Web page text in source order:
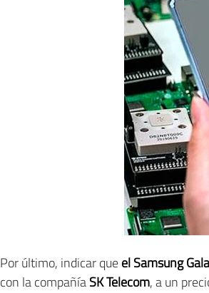
Por último, indicar queel Samsung
con la compañíaSK Telecom, a un